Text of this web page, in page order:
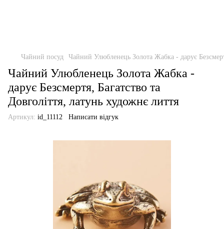
Чайний посуд Чайний Улюбленець Золота Жабка - дарує
Чайний Улюбленець Золота Жабка -
дарує Безсмертя, Багатство та
Довголіття, латунь художнє лиття
Артикул: id_11112 Написати відгук